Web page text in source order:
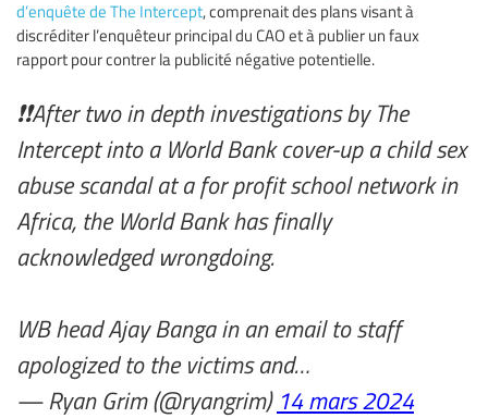
d’enquête de The Intercept, comprenait des plans visant à
discréditer l’enquêteur principal du CAO et à publier un faux
rapport pour contrer la publicité négative potentielle.
❗️❗️After two in depth investigations by The
Intercept into a World Bank cover-up a child sex
abuse scandal at a for profit school network in
Africa, the World Bank has finally
acknowledged wrongdoing.
WB head Ajay Banga in an email to staff
apologized to the victims and…
— Ryan Grim (@ryangrim) 14 mars 2024